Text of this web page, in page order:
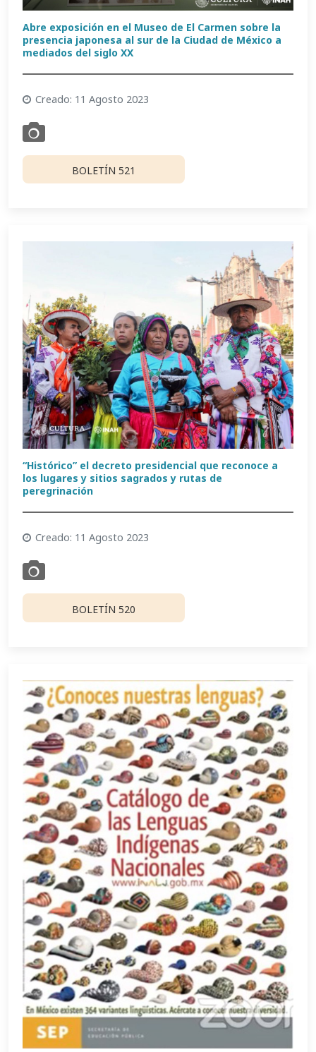
Abre exposición en el Museo de El Carmen sobre la
presencia japonesa al sur de la Ciudad de México a
mediados del siglo XX
Creado: 11 Agosto 2023
BOLETÍN 521
“Histórico” el decreto presidencial que reconoce a
los lugares y sitios sagrados y rutas de
peregrinación
Creado: 11 Agosto 2023
BOLETÍN 520